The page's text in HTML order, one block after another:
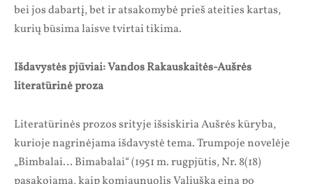
bei jos dabartį, bet ir atsakomybė prieš ateities kartas,
kurių būsima laisve tvirtai tikima.
Išdavystės pjūviai: Vandos Rakauskaitės-Aušrės
literatūrinė proza
Literatūrinės prozos srityje išsiskiria Aušrės kūryba,
kurioje nagrinėjama išdavystė tema. Trumpoje novelėje
„Bimbalai… Bimabalai“ (1951 m. rugpjūtis, Nr. 8(18)
pasakojama, kaip komjaunuolis Valiuška eina po